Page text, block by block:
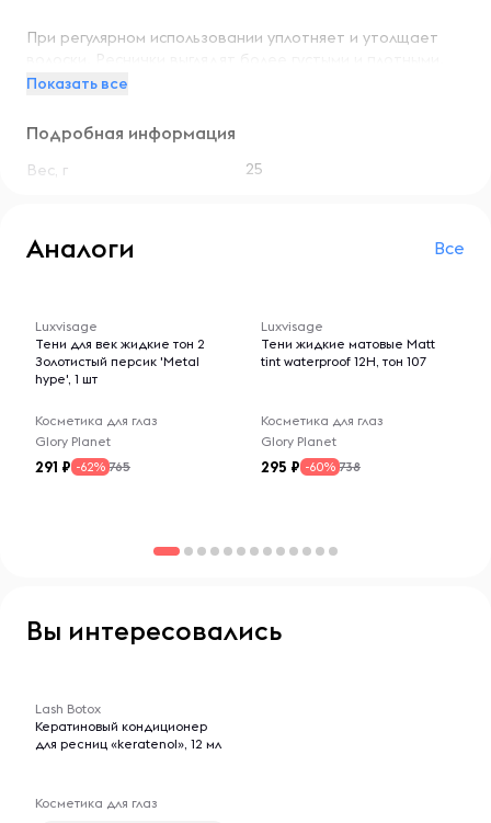
При регулярном использовании уплотняет и утолщает
волоски. Реснички выглядят более густыми и плотными.
также в качестве домашнего ухода.
Показать все
Подробная информация
Вес, г 25
Аналоги Все
Luxvisage
Тени для век жидкие тон 2
Золотистый персик 'Metal
hype', 1 шт
Косметика для глаз
Glory Planet
291 -62% 765
Luxvisage
Тени жидкие матовые Matt
tint waterproof 12H, тон 107
Косметика для глаз
Glory Planet
295 -60% 738
Вы интересовались
Lash Botox
Кератиновый кондиционер
для ресниц «keratenol», 12 мл
Косметика для глаз